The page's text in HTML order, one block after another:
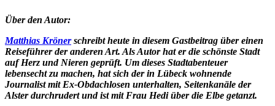
Über den Autor:
Matthias Krönerschreibt heute in diesem Gastbeitrag über einen
Reiseführer der anderen Art. Als Autor hat er die schönste Stadt
auf Herz und Nieren geprüft. Um dieses Stadtabenteuer
lebensecht zu machen, hat sich der in Lübeck wohnende
Journalist mit Ex-Obdachlosen unterhalten, Seitenkanäle der
Alster durchrudert und ist mit Frau Hedi über die Elbe getanzt.